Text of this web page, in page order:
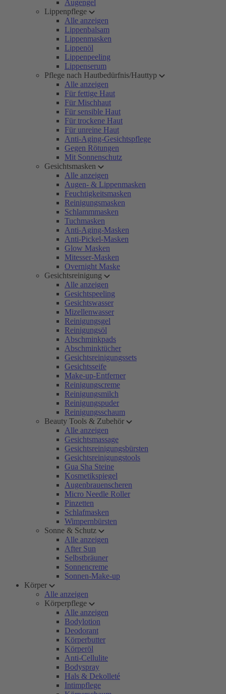
Augengel
Lippenpflege
Alle anzeigen
Lippenbalsam
Lippenmasken
Lippenöl
Lippenpeeling
Lippenserum
Pflege nach Hautbedürfnis/Hauttyp
Alle anzeigen
Für fettige Haut
Für Mischhaut
Für sensible Haut
Für trockene Haut
Für unreine Haut
Anti-Aging-Gesichtspflege
Gegen Rötungen
Mit Sonnenschutz
Gesichtsmasken
Alle anzeigen
Augen- & Lippenmasken
Feuchtigkeitsmasken
Reinigungsmasken
Schlammmasken
Tuchmasken
Anti-Aging-Masken
Anti-Pickel-Masken
Glow Masken
Mitesser-Masken
Overnight Maske
Gesichtsreinigung
Alle anzeigen
Gesichtspeeling
Gesichtswasser
Mizellenwasser
Reinigungsgel
Reinigungsöl
Abschminkpads
Abschminktücher
Gesichtsreinigungssets
Gesichtsseife
Make-up-Entferner
Reinigungscreme
Reinigungsmilch
Reinigungspuder
Reinigungsschaum
Beauty Tools & Zubehör
Alle anzeigen
Gesichtsmassage
Gesichtsreinigungsbürsten
Gesichtsreinigungstools
Gua Sha Steine
Kosmetikspiegel
Augenbrauenscheren
Micro Needle Roller
Pinzetten
Schlafmasken
Wimpernbürsten
Sonne & Schutz
Alle anzeigen
After Sun
Selbstbräuner
Sonnencreme
Sonnen-Make-up
Körper
Alle anzeigen
Körperpflege
Alle anzeigen
Bodylotion
Deodorant
Körperbutter
Körperöl
Anti-Cellulite
Bodyspray
Hals & Dekolleté
Intimpflege